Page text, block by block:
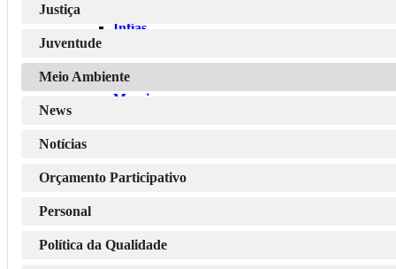
Infias
Maceira
Matança
Muxagata
Justiça
Juventude
Meio Ambiente
News
Notícias
Orçamento Participativo
Personal
Política da Qualidade